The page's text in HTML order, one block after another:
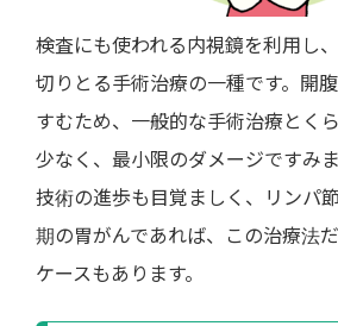
検査にも使われる内視鏡を利用し
切りとる手術治療の一種です。開
すむため、一般的な手術治療とく
少なく、最小限のダメージですみま
技術の進歩も目覚ましく、リンパ
期の胃がんであれば、この治療法
ケースもあります。